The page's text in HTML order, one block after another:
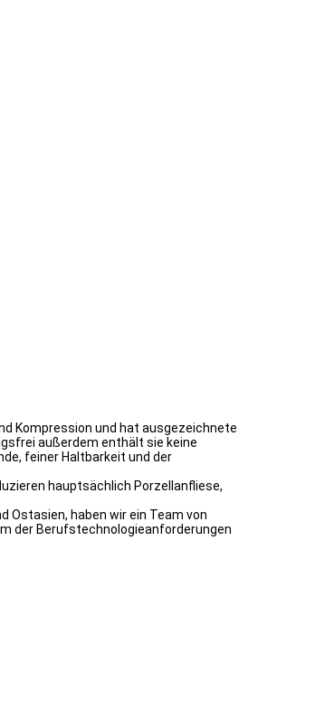
Kompression und hat ausgezeichnete
außerdem enthält sie keine
feiner Haltbarkeit und der
hauptsächlich Porzellanfliese,
Ostasien, haben wir ein Team von
der Berufstechnologieanforderungen